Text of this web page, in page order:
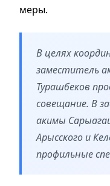
меры.
В целях
заместитель
Турашбеков
совещание. В
акимы
Арысского и
профильные